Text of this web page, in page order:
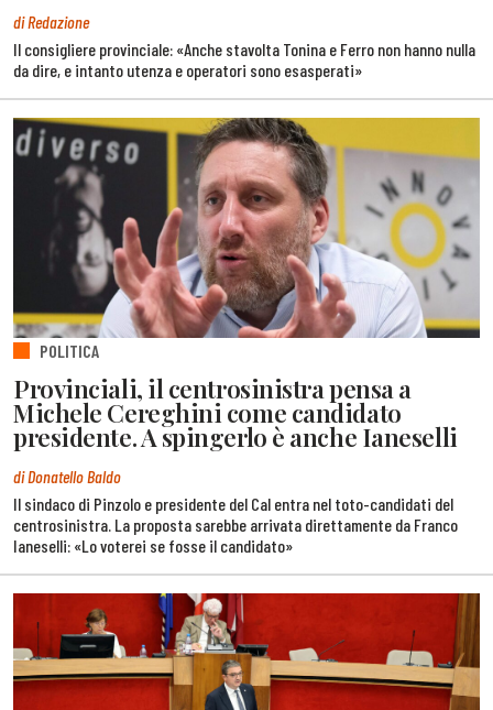
di Redazione
Il consigliere provinciale: «Anche stavolta Tonina e Ferro non hanno nulla
da dire, e intanto utenza e operatori sono esasperati»
POLITICA
Provinciali, il centrosinistra pensa a
Michele Cereghini come candidato
presidente. A spingerlo è anche Ianeselli
di Donatello Baldo
Il sindaco di Pinzolo e presidente del Cal entra nel toto-candidati del
centrosinistra. La proposta sarebbe arrivata direttamente da Franco
Ianeselli: «Lo voterei se fosse il candidato»